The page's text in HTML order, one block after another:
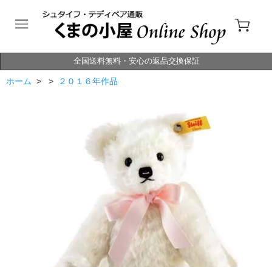
全国送料無料・安心の返品交換保証
ホーム > > ２０１６年作品